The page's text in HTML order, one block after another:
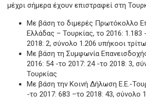
μέχρι σήμερα έχουν επιστραφεί στη
Με βάση το διμερές Πρωτόκολλο
Ελλάδας – Τουρκίας, το 2016: 1.183
2018: 2, σύνολο 1.206 υπήκοοι
Με βάση τη Συμφωνία
2016: 54 -το 2017: 24 -το 2018: 3,
Τουρκίας
Με βάση την Κοινή Δήλωση Ε.Ε.-
-το 2017: 683 –το 2018: 43, σύνολο